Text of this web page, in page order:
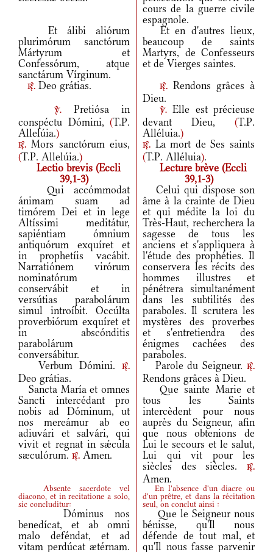
cours de la guerre civile
espagnole.
Et álibi aliórum
plurimórum sanctórum
Mártyrum et
Confessórum, atque
sanctárum Vírginum.
Et en d'autres lieux,
beaucoup de saints
Martyrs, de Confesseurs
et de Vierges saintes.
r. Deo grátias. r.Rendons grâces à
Dieu.
v.
Pretiósa in
conspéctu Dómini, (T.P.
Allelúia.)
r. Mors sanctórum eius,
(T.P. Allelúia.)
v. Elle est précieuse
devant Dieu, (T.P.
Alléluia.)
r. La mort de Ses saints
(T.P. Alléluia).
Lectio brevis (Eccli
39,1-3)
Lecture brève (Eccli
39,1-3)
Qui accómmodat
ánimam suam ad
timórem Dei et in lege
Altíssimi meditátur,
sapiéntiam ómnium
antiquórum exquíret et
in prophetíis vacábit.
Narratiónem virórum
nominatórum
conservábit et in
versútias parabolárum
simul introíbit. Occúlta
proverbiórum exquíret et
in abscónditis
parabolárum
conversábitur.
Celui qui dispose son
âme à la crainte de Dieu
et qui médite la loi du
Très-Haut, recherchera la
sagesse de tous les
anciens et s'appliquera à
l'étude des prophéties. Il
conservera les récits des
hommes illustres et
pénétrera simultanément
dans les subtilités des
paraboles. Il scrutera les
mystères des proverbes
et s'entretiendra des
énigmes cachées des
paraboles.
Verbum Dómini.
r.
Deo grátias.
Parole du Seigneur. r.
Rendons grâces à Dieu.
Sancta María et omnes
Sancti intercédant pro
nobis ad Dóminum, ut
nos mereámur ab eo
adiuvári et salvári, qui
vivit et regnat in sǽcula
sæculórum. r. Amen.
Que sainte Marie et
tous les Saints
intercèdent pour nous
auprès du Seigneur, afin
que nous obtenions de
Lui le secours et le salut,
Lui qui vit pour les
siècles des siècles.
r.
Amen.
Absente sacerdote vel
diacono, et in recitatione a solo,
sic concluditur:
En l'absence d'un diacre ou
d'un prêtre, et dans la récitation
seul, on conclut ainsi :
Dóminus nos
benedícat, et ab omni
malo deféndat, et ad
vitam perdúcat ætérnam.
Que le Seigneur nous
bénisse, qu'Il nous
défende de tout mal, et
qu'Il nous fasse parvenir